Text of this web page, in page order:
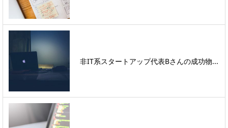
非IT系スタートアップ代表Bさんの成功物...